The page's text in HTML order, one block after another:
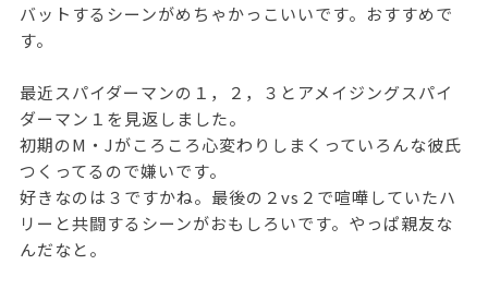
バットするシーンがめちゃかっこいいです。おすすめで
す。
最近スパイダーマンの１，２，３とアメイジングスパイ
ダーマン１を見返しました。
初期のM・Jがころころ心変わりしまくっていろんな彼氏
つくってるので嫌いです。
好きなのは３ですかね。最後の２vs２で喧嘩していたハ
リーと共闘するシーンがおもしろいです。やっぱ親友な
んだなと。